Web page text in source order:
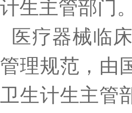
计生主管部门。
医疗器械临
管理规范，由
卫生计生主管